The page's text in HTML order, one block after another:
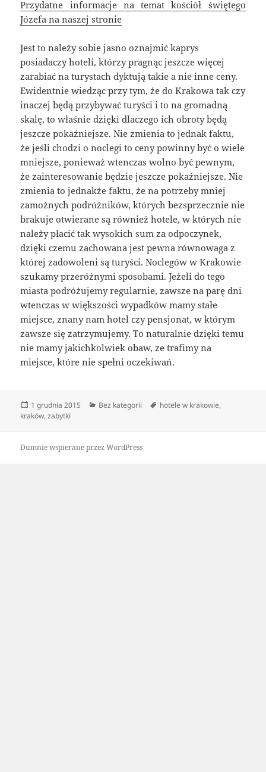
Przydatne informacje na temat kościół świętego
Józefa na naszej stronie
Jest to należy sobie jasno oznajmić kaprys
posiadaczy hoteli, którzy pragnąc jeszcze więcej
zarabiać na turystach dyktują takie a nie inne ceny.
Ewidentnie wiedząc przy tym, że do Krakowa tak czy
inaczej będą przybywać turyści i to na gromadną
skalę, to właśnie dzięki dlaczego ich obroty będą
jeszcze pokaźniejsze. Nie zmienia to jednak faktu,
że jeśli chodzi o noclegi to ceny powinny być o wiele
mniejsze, ponieważ wtenczas wolno być pewnym,
że zainteresowanie będzie jeszcze pokaźniejsze. Nie
zmienia to jednakże faktu, że na potrzeby mniej
zamożnych podróżników, których bezsprzecznie nie
brakuje otwierane są również hotele, w których nie
należy płacić tak wysokich sum za odpoczynek,
dzięki czemu zachowana jest pewna równowaga z
której zadowoleni są turyści. Noclegów w Krakowie
szukamy przeróżnymi sposobami. Jeżeli do tego
miasta podróżujemy regularnie, zawsze na parę dni
wtenczas w większości wypadków mamy stałe
miejsce, znany nam hotel czy pensjonat, w którym
zawsze się zatrzymujemy. To naturalnie dzięki temu
nie mamy jakichkolwiek obaw, ze trafimy na
miejsce, które nie spełni oczekiwań.
Data
publikacji
1 grudnia 2015 Kategorie
Bez kategorii Tagi
hotele w krakowie,
kraków,zabytki
Dumnie wspierane przez WordPress